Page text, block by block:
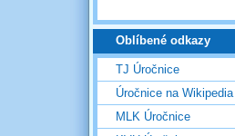
Oblíbené odkazy
TJ Úročnice
Úročnice na Wikipedia
MLK Úročnice